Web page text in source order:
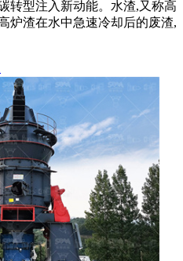
转型注入新动能。水渣,又称高
炉渣在水中急速冷却后的废渣,